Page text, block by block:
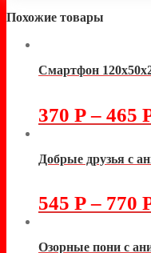
Похожие товары
Смартфон
370 Р– 465
Добрые друзья с
545 Р– 770
Озорные пони с